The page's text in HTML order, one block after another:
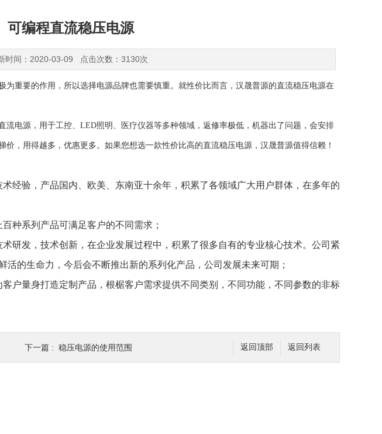
可编程直流稳压电源
时间：2020-03-09 点击次数：3130次
为重要的作用，所以选择电源品牌也需要慎重。就性价比而言，汉晟普源的直流稳压电源在
流电源，用于工控、LED照明、医疗仪器等多种领域，返修率极低，机器出了问题，会安排
，用得越多，优惠更多。如果您想选一款性价比高的直流稳压电源，汉晟普源值得信赖！
经验，产品国内、欧美、东南亚十余年，积累了各领域广大用户群体， 在多年的
种系列产品可满足客户的不同需求；
研发，技术创新， 在企业发展过程中，积累了很多自有的专业核心技术。公司 紧
活的生命力 ，今后会不断推出新的系列化产品，公司发展未来可期；
户量身打造定制产品，根椐客户需求提供不同类别，不同功能，不同参数的非标
返回列表
返回顶部
下一篇 : 稳压电源的使用范围